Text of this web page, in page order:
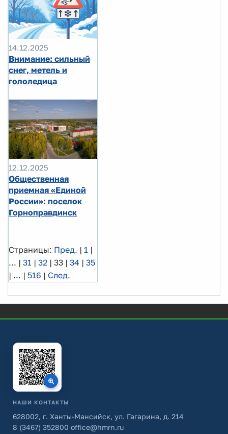
14.12.2025
Внимание: сильный
снег, метель и
гололедица
12.12.2025
Общественная
приемная «Единой
России»: поселок
Горноправдинск
Страницы: Пред. | 1 |
... | 31 | 32 | 33 | 34 | 35
| ... | 516 | След.
НАШИ КОНТАКТЫ
628002, г. Ханты-Мансийск, ул. Гагарина, д. 214
8 (3467) 352800 office@hmrn.ru